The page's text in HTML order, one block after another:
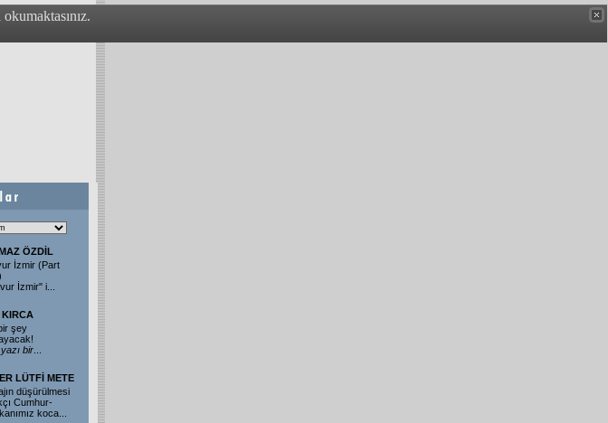
ÖZDİL
İzmir (Part
İzmir" i...
şey
yazı bir
LÜTFİ METE
düşürülmesi
Cumhur-
koca...